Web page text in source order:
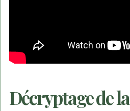
Décryptage de la